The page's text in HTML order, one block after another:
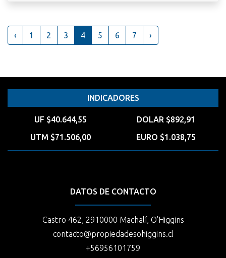
‹ 1 2 3 4 5 6 7 ›
INDICADORES
UF $40.644,55
DOLAR $892,91
UTM $71.506,00
EURO $1.038,75
DATOS DE CONTACTO
Castro 462, 2910000 Machalí, O'Higgins
contacto@propiedadesohiggins.cl
+56956101759